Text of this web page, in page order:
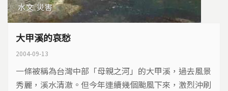
水文 災害
大甲溪的哀愁
2004-09-13
一條被稱為台灣中部「母親之河」的大甲溪，過去風景
秀麗，溪水清澈。但今年連續幾個颱風下來，激烈沖刷